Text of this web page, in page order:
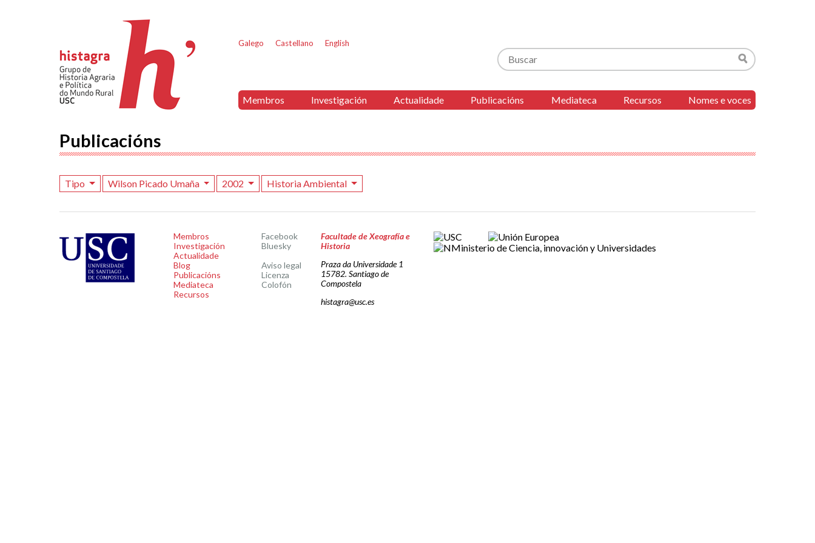
Galego Castellano English
Buscar
Buscar
Membros Investigación Actualidade Publicacións Mediateca Recursos Nomes e voces
Publicacións
Tipo Wilson Picado Umaña 2002 Historia Ambiental
Membros
Investigación
Actualidade
Blog
Publicacións
Mediateca
Recursos
Facebook
Bluesky
Aviso legal
Licenza
Colofón
Facultade de Xeografía e
Historia
Praza da Universidade 1
15782. Santiago de
Compostela
histagra@usc.es